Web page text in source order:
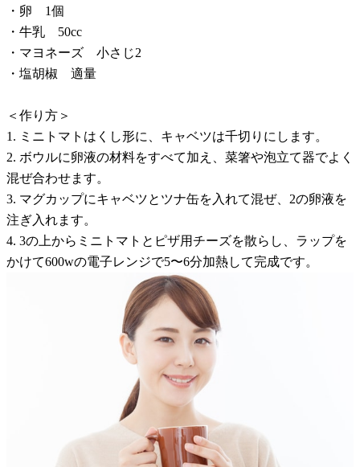
・卵 1個
・牛乳 50cc
・マヨネーズ 小さじ2
・塩胡椒 適量
＜作り方＞
1. ミニトマトはくし形に、キャベツは千切りにします。
2. ボウルに卵液の材料をすべて加え、菜箸や泡立て器でよく
混ぜ合わせます。
3. マグカップにキャベツとツナ缶を入れて混ぜ、2の卵液を
注ぎ入れます。
4. 3の上からミニトマトとピザ用チーズを散らし、ラップを
かけて600wの電子レンジで5〜6分加熱して完成です。